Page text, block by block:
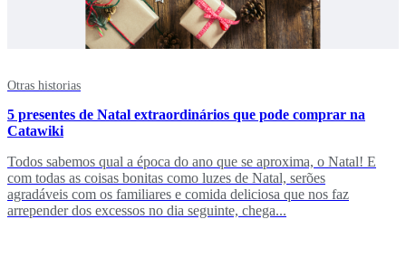
Otras historias
5 presentes de Natal extraordinários que pode comprar na
Catawiki
Todos sabemos qual a época do ano que se aproxima, o Natal! E
com todas as coisas bonitas como luzes de Natal, serões
agradáveis com os familiares e comida deliciosa que nos faz
arrepender dos excessos no dia seguinte, chega...